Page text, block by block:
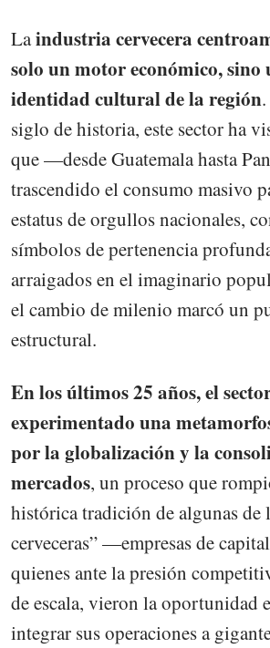
Laindustria cervecera
solo un motor económico,
identidad cultural de la región
siglo de historia, este sector ha
que —desde Guatemala hasta
trascendido el consumo masivo
estatus de orgullos nacionales,
símbolos de pertenencia
arraigados en el imaginario
el cambio de milenio marcó un
estructural.
En los últimos 25 años, el
experimentado una
por la globalización y la
mercados, un proceso que
histórica tradición de algunas de
cerveceras” —empresas de
quienes ante la presión
de escala, vieron la oportunidad
integrar sus operaciones a